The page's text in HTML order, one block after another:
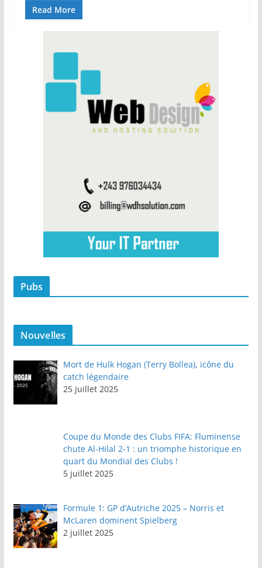
Read More
Pubs
Nouvelles
Mort de Hulk Hogan (Terry Bollea), icône du
catch légendaire
25 juillet 2025
Coupe du Monde des Clubs FIFA: Fluminense
chute Al‑Hilal 2‑1 : un triomphe historique en
quart du Mondial des Clubs !
5 juillet 2025
Formule 1: GP d’Autriche 2025 – Norris et
McLaren dominent Spielberg
2 juillet 2025